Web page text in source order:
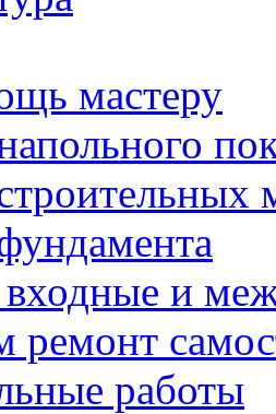
мастеру
и
ремонт
работы